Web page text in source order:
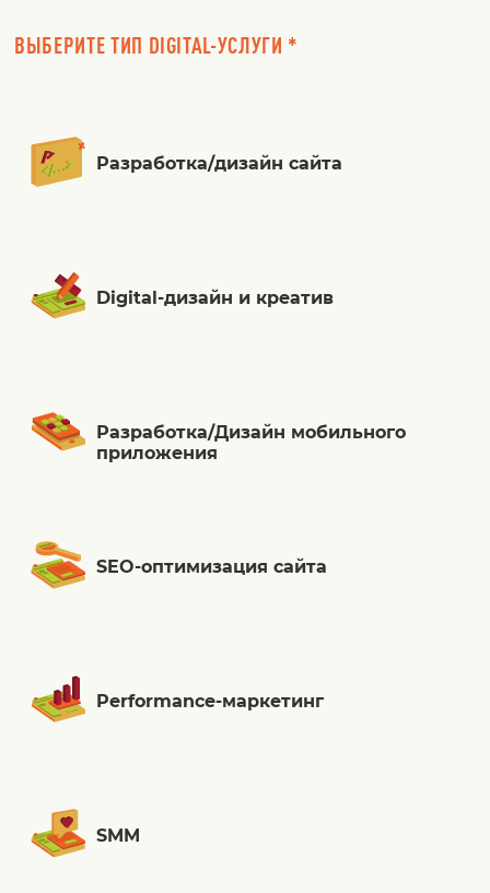
ВЫБЕРИТЕ ТИП DIGITAL-УСЛУГИ *
Разработка/дизайн сайта
Digital-дизайн и креатив
Разработка/Дизайн мобильного
приложения
SEO-оптимизация сайта
Performance-маркетинг
SMM